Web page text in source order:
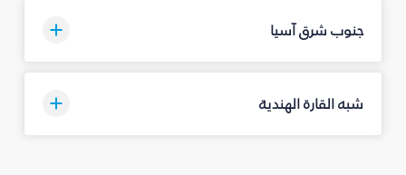
جنوب شرق آسيا
شبه القارة الهندية